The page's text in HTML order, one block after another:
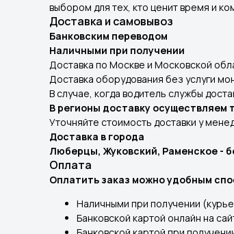
выбором для тех, кто ценит время и
Доставка и самовывоз
Банковским переводом
Наличными при получении
Доставка по Москве и Московской
Доставка оборудования без услуги
В случае, когда водитель службы
В регионы доставку
Уточняйте стоимость доставки у
Доставка в города
Люберцы, Жуковский, Раменское -
Оплата
Оплатить заказ можно удобным
Наличными при получении
Банковской картой онлайн на